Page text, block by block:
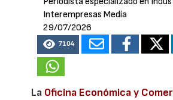
Interempresas Media
29/07/2026
7104
La Oficina Económica y